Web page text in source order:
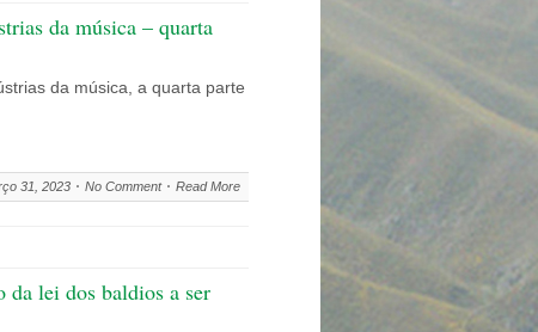
da música – quarta
da música, a quarta parte
31, 2023 No Comment Read More
lei dos baldios a ser